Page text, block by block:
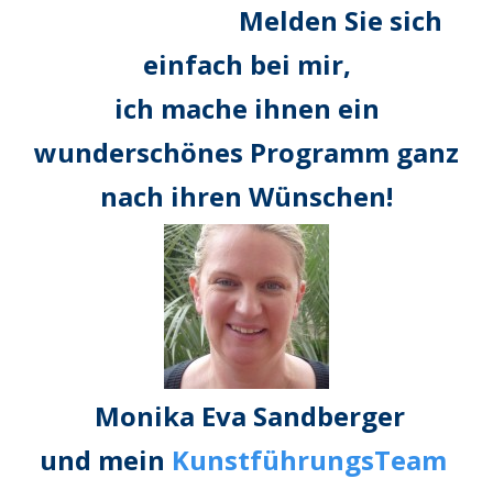
Melden Sie sich
einfach bei mir,
ich mache ihnen ein
wunderschönes Programm ganz
nach ihren Wünschen!
Monika Eva Sandberger
und mein KunstführungsTeam